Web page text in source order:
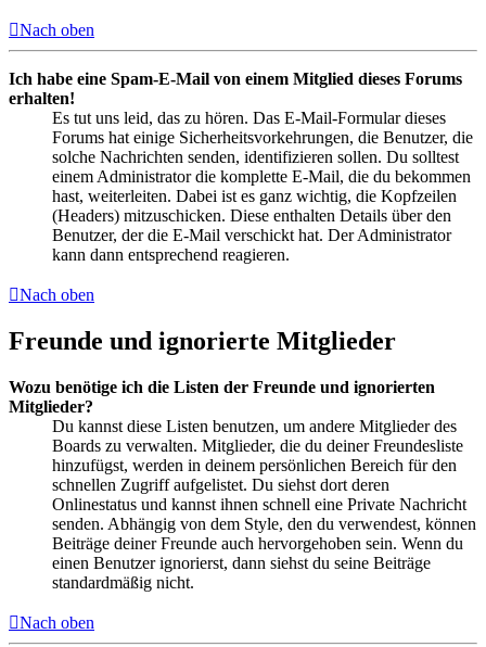
Nach oben
Ich habe eine Spam-E-Mail von einem Mitglied dieses Forums
erhalten!
Es tut uns leid, das zu hören. Das E-Mail-Formular dieses
Forums hat einige Sicherheitsvorkehrungen, die Benutzer, die
solche Nachrichten senden, identifizieren sollen. Du solltest
einem Administrator die komplette E-Mail, die du bekommen
hast, weiterleiten. Dabei ist es ganz wichtig, die Kopfzeilen
(Headers) mitzuschicken. Diese enthalten Details über den
Benutzer, der die E-Mail verschickt hat. Der Administrator
kann dann entsprechend reagieren.
Nach oben
Freunde und ignorierte Mitglieder
Wozu benötige ich die Listen der Freunde und ignorierten
Mitglieder?
Du kannst diese Listen benutzen, um andere Mitglieder des
Boards zu verwalten. Mitglieder, die du deiner Freundesliste
hinzufügst, werden in deinem persönlichen Bereich für den
schnellen Zugriff aufgelistet. Du siehst dort deren
Onlinestatus und kannst ihnen schnell eine Private Nachricht
senden. Abhängig von dem Style, den du verwendest, können
Beiträge deiner Freunde auch hervorgehoben sein. Wenn du
einen Benutzer ignorierst, dann siehst du seine Beiträge
standardmäßig nicht.
Nach oben